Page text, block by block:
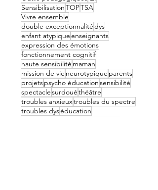
SensibilisationTOPTSA
Vivre ensemble
double exceptionnalitédys
enfant atypiqueenseignants
expression des émotions
fonctionnement cognitif
haute sensibilité maman
mission de vie neurotypique parents
projetspsycho éducationsensibilité
spectaclesurdouéthéâtre
troubles anxieuxtroubles du spectre
troubles dyséducation